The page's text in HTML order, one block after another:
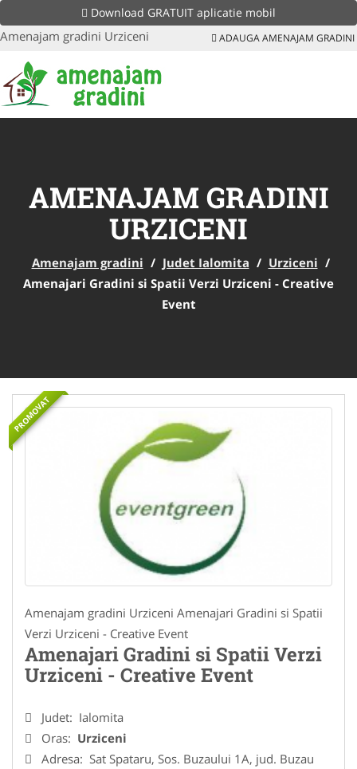
Download GRATUIT aplicatie mobil
Amenajam gradini Urziceni ADAUGA AMENAJAM GRADINI
AMENAJAM GRADINI
URZICENI
Amenajam gradini / Judet Ialomita / Urziceni /
Amenajari Gradini si Spatii Verzi Urziceni - Creative
Event
PROMOVAT
Amenajam gradini Urziceni Amenajari Gradini si Spatii
Verzi Urziceni - Creative Event
Amenajari Gradini si Spatii Verzi
Urziceni - Creative Event
Judet: Ialomita
Oras: Urziceni
Adresa: Sat Spataru, Sos. Buzaului 1A, jud. Buzau